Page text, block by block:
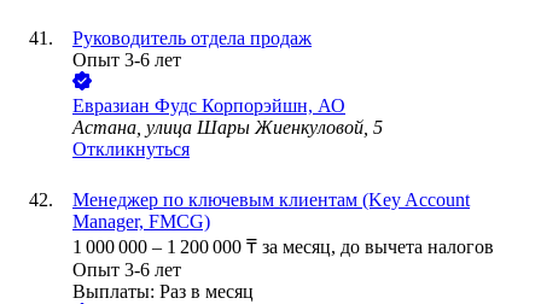
Руководитель отдела продаж
Опыт 3-6 лет
Евразиан Фудс Корпорэйшн, АО
Астана, улица Шары Жиенкуловой, 5
Откликнуться
Менеджер по ключевым клиентам (Key Account
Manager, FMCG)
1 000 000 – 1 200 000 ₸ за месяц, до вычета налогов
Опыт 3-6 лет
Выплаты: Раз в месяц